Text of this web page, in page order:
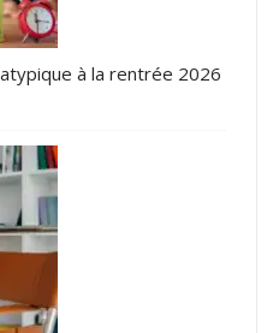
à la rentrée 2026